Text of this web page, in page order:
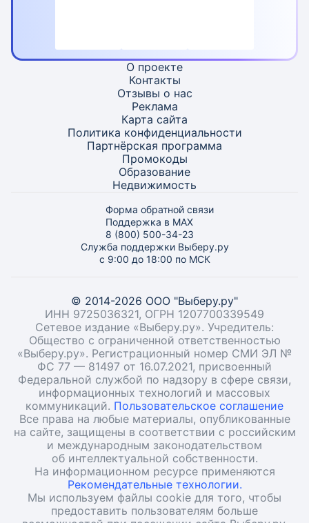
О проекте
Контакты
Отзывы о нас
Реклама
Карта сайта
Политика конфиденциальности
Партнёрская программа
Промокоды
Образование
Недвижимость
Форма обратной связи
Поддержка в MAX
8 (800) 500-34-23
Служба поддержки Выберу.ру
с 9:00 до 18:00 по МСК
© 2014-2026 ООО "Выберу.ру"
ИНН 9725036321, ОГРН 1207700339549
Сетевое издание «Выберу.ру». Учредитель:
Общество с ограниченной ответственностью
«Выберу.ру». Регистрационный номер СМИ ЭЛ №
ФС 77 — 81497 от 16.07.2021, присвоенный
Федеральной службой по надзору в сфере связи,
информационных технологий и массовых
коммуникаций. Пользовательское соглашение
Все права на любые материалы, опубликованные
на сайте, защищены в соответствии с российским
и международным законодательством
об интеллектуальной собственности.
На информационном ресурсе применяются
Рекомендательные технологии.
Мы используем файлы cookie для того, чтобы
предоставить пользователям больше